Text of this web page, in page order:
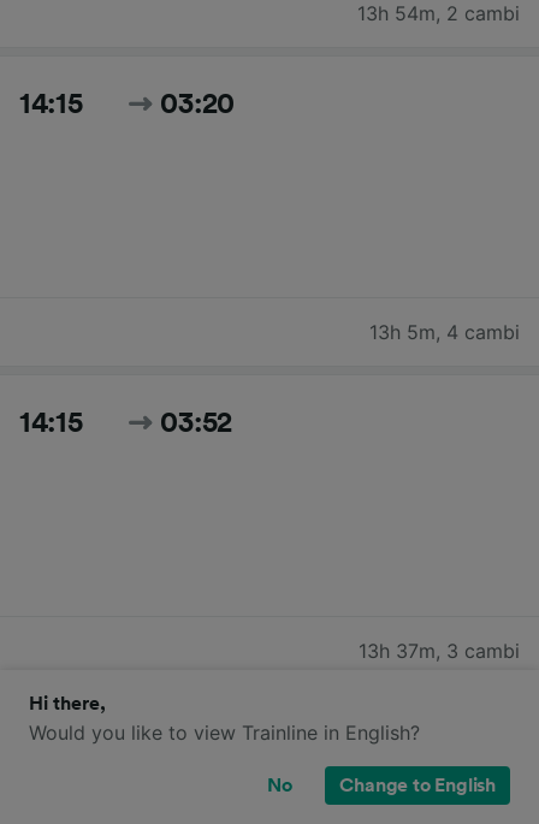
13h 54m, 2 cambi
14:15 03:20
13h 5m, 4 cambi
14:15 03:52
13h 37m, 3 cambi
Cerca tutti gli orari e i prezzi per oggi
Hi there,
Would you like to view Trainline in English?
No Change to English